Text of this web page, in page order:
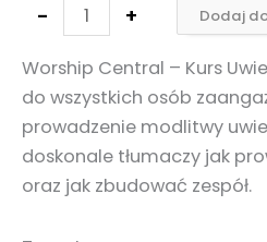
- + Dodaj
Worship Central – Kurs
do wszystkich osób
prowadzenie modlitwy
doskonale tłumaczy jak
oraz jak zbudować zespół.